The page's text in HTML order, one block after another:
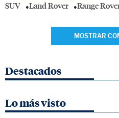
SUV Land Rover Range
MOSTRAR
Destacados
Lo más visto